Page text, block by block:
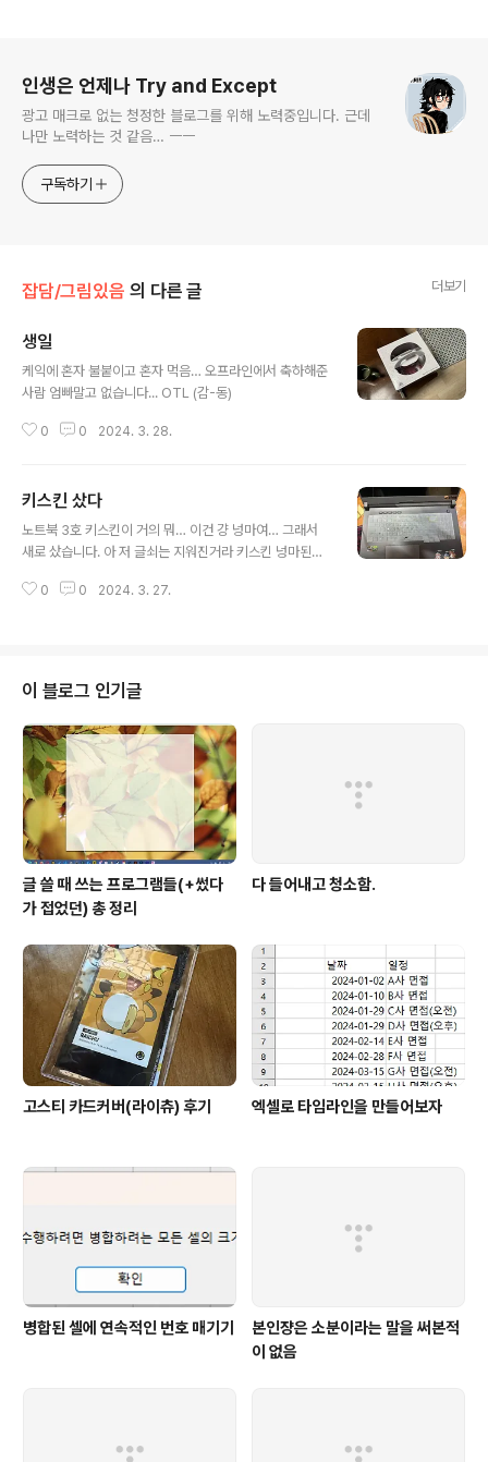
인생은 언제나 Try and Except
광고 매크로 없는 청정한 블로그를 위해 노력중입니다. 근데
나만 노력하는 것 같음… ㅡㅡ
구독하기
잡담/그림있음 의 다른 글 더보기
생일
케익에 혼자 불붙이고 혼자 먹음… 오프라인에서 축하해준
사람 엄빠말고 없습니다... OTL (감-동)
0 0 2024. 3. 28.
키스킨 샀다
노트북 3호 키스킨이 거의 뭐… 이건 걍 넝마여… 그래서
새로 샀습니다. 아 저 글쇠는 지워진거라 키스킨 넝마된거
0 0 2024. 3. 27.
이 블로그 인기글
글 쓸 때 쓰는 프로그램들(+썼다
가 접었던) 총 정리
다 들어내고 청소함.
고스티 카드커버(라이츄) 후기 엑셀로 타임라인을 만들어보자
병합된 셀에 연속적인 번호 매기기
본인쟝은 소분이라는 말을 써본적
이 없음